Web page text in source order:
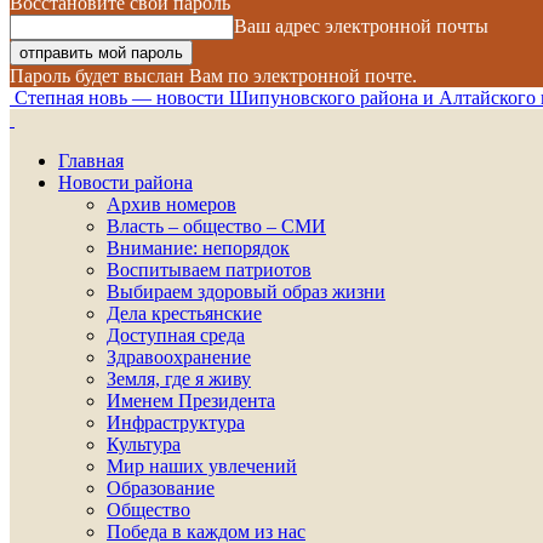
Ваш адрес электронной почты
Пароль будет выслан Вам по электронной почте.
Степная новь — новости Шипуновского района и Алтайского
Главная
Новости района
Архив номеров
Власть – общество – СМИ
Внимание: непорядок
Воспитываем патриотов
Выбираем здоровый образ жизни
Дела крестьянские
Доступная среда
Здравоохранение
Земля, где я живу
Именем Президента
Инфраструктура
Культура
Мир наших увлечений
Образование
Общество
Победа в каждом из нас